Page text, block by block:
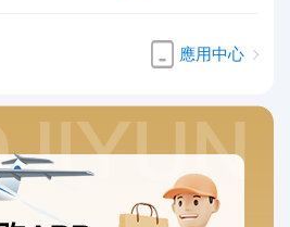
應用中心